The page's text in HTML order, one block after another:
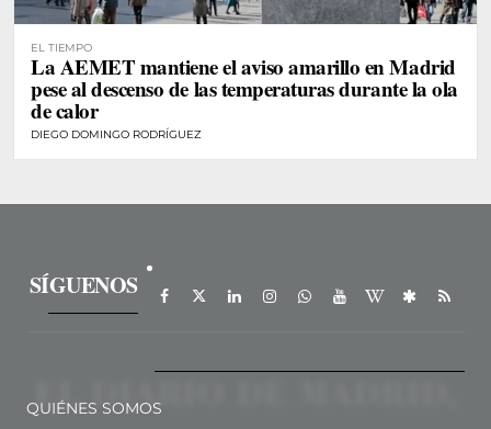
EL TIEMPO
La AEMET mantiene el aviso amarillo en Madrid
pese al descenso de las temperaturas durante la ola
de calor
DIEGO DOMINGO RODRÍGUEZ
SÍGUENOS
QUIÉNES SOMOS